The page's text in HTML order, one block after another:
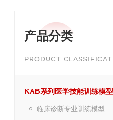
产品分类
PRODUCT
KAB系列医学技能训练模型
临床诊断专业训练模型